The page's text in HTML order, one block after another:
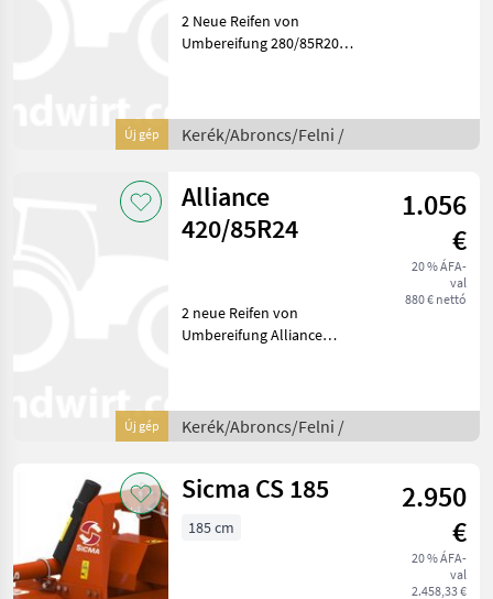
Új gép
2 Neue Reifen von
Umbereifung 280/85R20
Kerekek, Gumi,
Ikerkerekektartozéka,
Kerék/Abroncs/Felni /
Új gép
Alliance
420/85R24
1.056
€
20 % ÁFA-
val
880 € nettó
2 neue Reifen von
Umbereifung Alliance
átmérője: 24 col
Kerék/Abroncs/Felni Egyéb
Kerék/Abroncs/Felni /
Sicma CS 185
2.950
€
20 % ÁFA-
val
2.458,33 €
185 cm